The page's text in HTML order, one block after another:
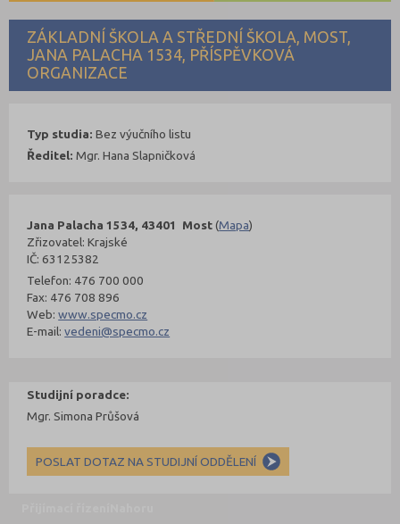
ZÁKLADNÍ ŠKOLA A STŘEDNÍ ŠKOLA, MOST,
JANA PALACHA 1534, PŘÍSPĚVKOVÁ
ORGANIZACE
Jana Palacha 1534, 43401 Most(Mapa)
Zřizovatel: Krajské
IČ: 63125382
Telefon: 476 700 000
Fax: 476 708 896
Web:www.specmo.cz
E-mail:vedeni@specmo.cz
Typ studia: Bez výučního listu
Ředitel: Mgr. Hana Slapničková
Studijní poradce:
Mgr. Simona Průšová
POSLAT DOTAZ NA STUDIJNÍ ODDĚLENÍ